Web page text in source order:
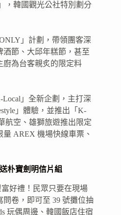
，韓國觀光公社特別劃分
」計劃，帶領團客深
酒節、大邱年糕節，甚至
廚為台客親炙的限定料
Local」全新企劃，主打深
」體驗，並推出「K-
航空、雄獅旅遊推出限定
AREX 機場快線車票、
朴寶劍明信片組
好禮！民眾只要在現場
卷，即可至 39 號攤位抽
玩偶周邊、韓國飯店住宿